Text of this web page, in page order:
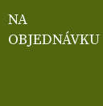
NA
OBJEDNÁVKU